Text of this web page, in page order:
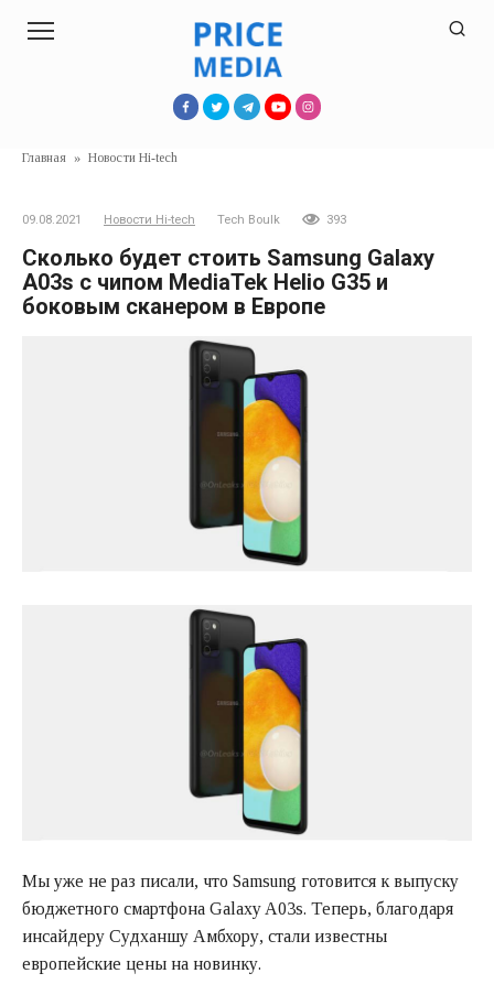
Главная » Новости Hi-tech
09.08.2021 Новости Hi-tech Tech Boulk 393
Сколько будет стоить Samsung Galaxy
A03s с чипом MediaTek Helio G35 и
боковым сканером в Европе
Мы уже не раз писали, что Samsung готовится к выпуску
бюджетного смартфона Galaxy A03s. Теперь, благодаря
инсайдеру Судханшу Амбхору, стали известны
европейские цены на новинку.